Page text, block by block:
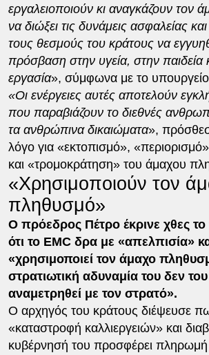
εργαλειοποιούν κι αναγκάζουν τον
να διώξει τις δυνάμεις ασφαλείας
τους θεσμούς του κράτους να
πρόσβαση στην υγεία, στην παιδεία
εργασία», σύμφωνα με το
«Οι ενέργειες αυτές αποτελούν
που παραβιάζουν το διεθνές
τα ανθρώπινα δικαιώματα»,
λόγο για «εκτοπισμό»,
και «τρομοκράτηση» του άμαχου
«Χρησιμοποιούν τον
πληθυσμό»
Ο πρόεδρος Πέτρο έκρινε χθες
ότι το EMC δρα με «απελπισία»
«χρησιμοποιεί τον άμαχο
στρατιωτική αδυναμία του δεν
αναμετρηθεί με τον στρατό».
Ο αρχηγός του κράτους διέψευσε
«καταστροφή καλλιεργειών» και
κυβέρνησή του προσφέρει πληρωμή